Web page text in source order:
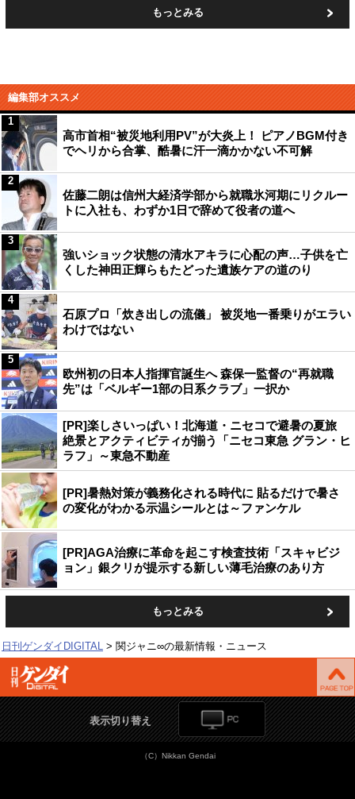
もっとみる
編集部オススメ
高市首相“被災地利用PV”が大炎上！ ピアノBGM付き
でヘリから合掌、酷暑に汗一滴かかない不可解
1
佐藤二朗は信州大経済学部から就職氷河期にリクルー
トに入社も、わずか1日で辞めて役者の道へ
2
強いショック状態の清水アキラに心配の声…子供を亡
くした神田正輝らもたどった遺族ケアの道のり
3
石原プロ「炊き出しの流儀」 被災地一番乗りがエラい
わけではない
4
欧州初の日本人指揮官誕生へ 森保一監督の“再就職
先”は「ベルギー1部の日系クラブ」一択か
5
[PR]楽しさいっぱい！北海道・ニセコで避暑の夏旅
絶景とアクティビティが揃う「ニセコ東急 グラン・ヒ
ラフ」～東急不動産
[PR]暑熱対策が義務化される時代に 貼るだけで暑さ
の変化がわかる示温シールとは～ファンケル
[PR]AGA治療に革命を起こす検査技術「スキャビジ
ョン」銀クリが提示する新しい薄毛治療のあり方
もっとみる
日刊ゲンダイDIGITAL 関ジャニ∞の最新情報・ニュース
表示切り替え
（C）Nikkan Gendai